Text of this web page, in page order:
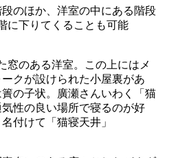
のほか、洋室の中にある階段
に下りてくることも可能
窓のある洋室。この上にはメ
クが設けられた小屋裏があ
の子状。廣瀬さんいわく「猫
性の良い場所で寝るのが好
付けて「猫寝天井」